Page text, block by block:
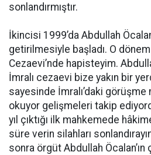
sonlandırmıştır.
İkincisi 1999’da Abdullah
getirilmesiyle başladı. O
Cezaevi’nde hapisteyim.
İmralı cezaevi bize yakın bir
sayesinde İmralı’daki görüşme
okuyor gelişmeleri takip
yıl çıktığı ilk mahkemede
süre verin silahları
sonra örgüt Abdullah Öcalan’ın